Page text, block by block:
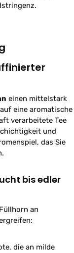
einen mittelstark
eine aromatische
verarbeitete Tee
und
das Sie
bis edler
an
die an milde